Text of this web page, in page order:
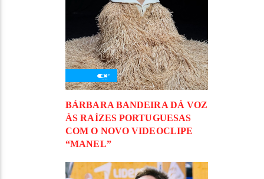
BÁRBARA BANDEIRA DÁ VOZ
ÀS RAÍZES PORTUGUESAS
COM O NOVO VIDEOCLIPE
“MANEL”